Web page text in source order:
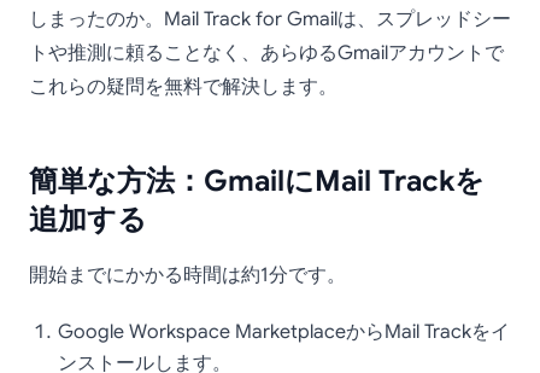
しまったのか。Mail Track for Gmailは、スプレッドシー
トや推測に頼ることなく、あらゆるGmailアカウントで
これらの疑問を無料で解決します。
簡単な方法：GmailにMail Trackを
追加する
開始までにかかる時間は約1分です。
Google Workspace MarketplaceからMail Trackをイ
ンストールします。